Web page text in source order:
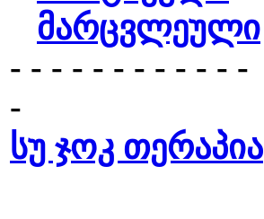
მარცვლეული
- - - - - - - - - - - -
-
სუ ჯოკ თერაპია